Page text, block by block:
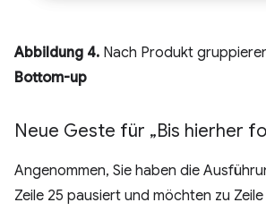
Abbildung 4. Nach Produkt
Bottom-up
Neue Geste für „Bis hierher
Angenommen, Sie haben die
Zeile 25 pausiert und möchten zu